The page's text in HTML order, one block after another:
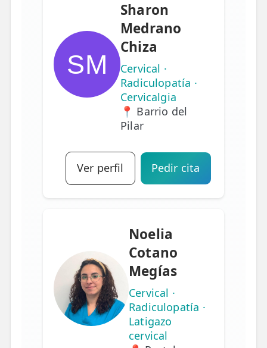
SM
Sharon
Medrano
Chiza
Cervical ·
Radiculopatía ·
Cervicalgia
📍 Barrio del
Pilar
Ver perfil Pedir cita
Noelia
Cotano
Megías
Cervical ·
Radiculopatía ·
Latigazo
cervical